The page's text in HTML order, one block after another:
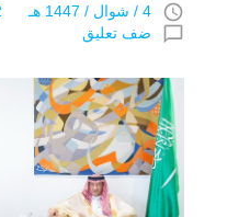
access_time 4 / شوال / 1447 هـ 22 مارس 2026
chat_bubble_outline ضف تعليق